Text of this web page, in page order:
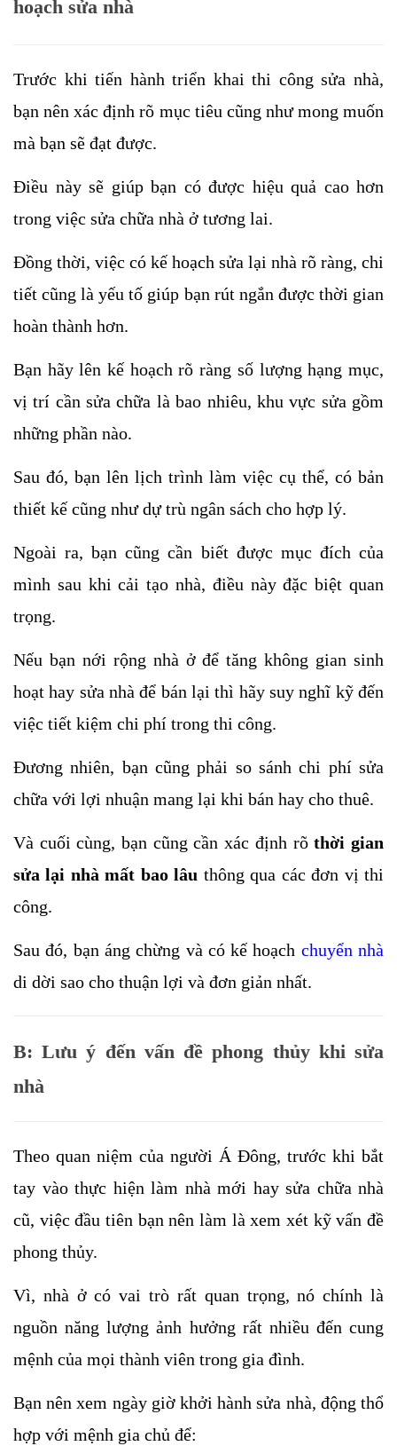
hoạch sửa nhà
Trước khi tiến hành triển khai thi công sửa nhà,
bạn nên xác định rõ mục tiêu cũng như mong muốn
mà bạn sẽ đạt được.
Điều này sẽ giúp bạn có được hiệu quả cao hơn
trong việc sửa chữa nhà ở tương lai.
Đồng thời, việc có kế hoạch sửa lại nhà rõ ràng, chi
tiết cũng là yếu tố giúp bạn rút ngắn được thời gian
hoàn thành hơn.
Bạn hãy lên kế hoạch rõ ràng số lượng hạng mục,
vị trí cần sửa chữa là bao nhiêu, khu vực sửa gồm
những phần nào.
Sau đó, bạn lên lịch trình làm việc cụ thể, có bản
thiết kế cũng như dự trù ngân sách cho hợp lý.
Ngoài ra, bạn cũng cần biết được mục đích của
mình sau khi cải tạo nhà, điều này đặc biệt quan
trọng.
Nếu bạn nới rộng nhà ở để tăng không gian sinh
hoạt hay sửa nhà để bán lại thì hãy suy nghĩ kỹ đến
việc tiết kiệm chi phí trong thi công.
Đương nhiên, bạn cũng phải so sánh chi phí sửa
chữa với lợi nhuận mang lại khi bán hay cho thuê.
Và cuối cùng, bạn cũng cần xác định rõ thời gian
sửa lại nhà mất bao lâu thông qua các đơn vị thi
công.
Sau đó, bạn áng chừng và có kế hoạch chuyển nhà
di dời sao cho thuận lợi và đơn giản nhất.
B: Lưu ý đến vấn đề phong thủy khi sửa
nhà
Theo quan niệm của người Á Đông, trước khi bắt
tay vào thực hiện làm nhà mới hay sửa chữa nhà
cũ, việc đầu tiên bạn nên làm là xem xét kỹ vấn đề
phong thủy.
Vì, nhà ở có vai trò rất quan trọng, nó chính là
nguồn năng lượng ảnh hưởng rất nhiều đến cung
mệnh của mọi thành viên trong gia đình.
Bạn nên xem ngày giờ khởi hành sửa nhà, động thổ
hợp với mệnh gia chủ để: